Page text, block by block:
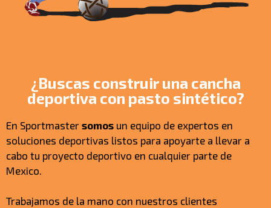
¿Buscas construir una cancha
deportiva con pasto sintético?
En Sportmaster somos un equipo de expertos en
soluciones deportivas listos para apoyarte a llevar a
cabo tu proyecto deportivo en cualquier parte de
Mexico.
Trabajamos de la mano con nuestros clientes